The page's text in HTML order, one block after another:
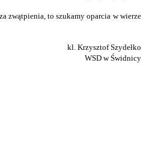
zwątpienia, to szukamy oparcia w wie­rze
kl. Krzysztof Szydełko
WSD w Świdnicy